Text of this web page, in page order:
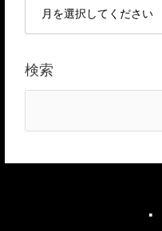
検索